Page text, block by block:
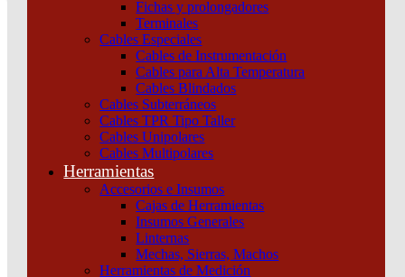
Fichas y prolongadores
Terminales
Cables Especiales
Cables de Instrumentación
Cables para Alta Temperatura
Cables Blindados
Cables Subterráneos
Cables TPR Tipo Taller
Cables Unipolares
Cables Multipolares
Herramientas
Accesorios e Insumos
Cajas de Herramientas
Insumos Generales
Linternas
Mechas, Sierras, Machos
Herramientas de Medición
Maniobra y Protección/Dispositivos de
Termomagnéticas y diferenciales
TERMOMAGNETICO IC60N 1X6A – CURVA D Schneider